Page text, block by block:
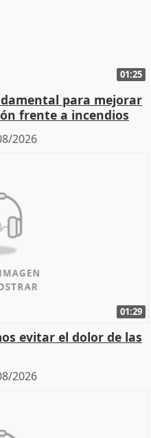
01:25
para mejorar
frente a incendios
2026
01:29
evitar el dolor de las
2026